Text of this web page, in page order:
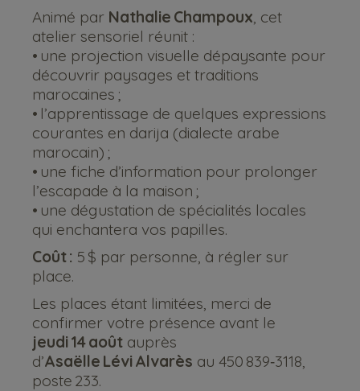
Animé par Nathalie Champoux , cet
atelier sensoriel réunit :
• une projection visuelle dépaysante pour
découvrir paysages et traditions
marocaines ;
• l’apprentissage de quelques expressions
courantes en darija (dialecte arabe
marocain) ;
• une fiche d’information pour prolonger
l’escapade à la maison ;
• une dégustation de spécialités locales
qui enchantera vos papilles.
Coût : 5 $ par personne, à régler sur
place.
Les places étant limitées, merci de
confirmer votre présence avant le
jeudi 14 août auprès
d’Asaëlle Lévi Alvarès au 450 839‑3118,
poste 233.